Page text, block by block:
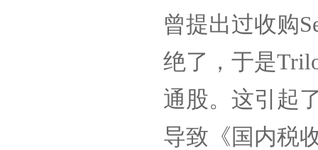
曾提出过收购
绝了，于是
通股。这引起
导致《国内税